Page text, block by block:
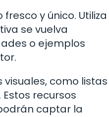
y único. Utiliza
se vuelva
o ejemplos
como listas
recursos
captar la